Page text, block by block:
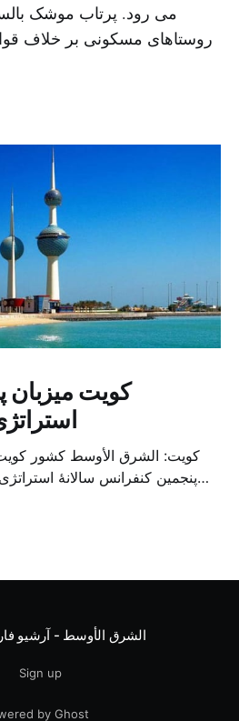
می رود. پرتاب موشک
روستاهای مسکونی بر خلاف
کویت میزبان
کویت: الشرق الأوسط کشور
پنجمین کنفرانس سالانهٔ
متخصص از شرکت‌های جهانی
الشرق الأوسط - آرشیو
Sign up
by Ghost